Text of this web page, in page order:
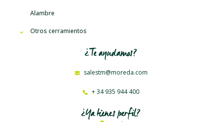
Alambre
Otros cerramientos
¿Te ayudamos?
salestm@moreda.com
+ 34 935 944 400
¿Ya tienes perfil?